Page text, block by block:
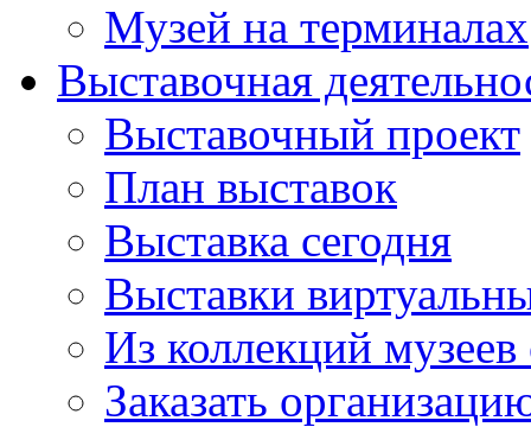
Музей на терминалах
Выставочная
Выставочный проект
План выставок
Выставка сегодня
Выставки
Из коллекций
Заказать